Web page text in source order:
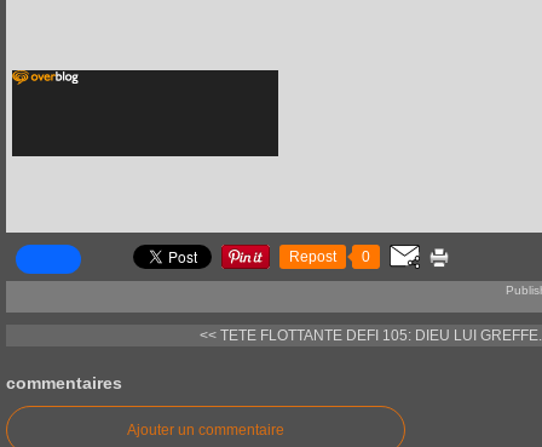
Repost 0
<< TETE FLOTTANTE DEFI 105: DIEU LUI
commentaires
Ajouter un commentaire